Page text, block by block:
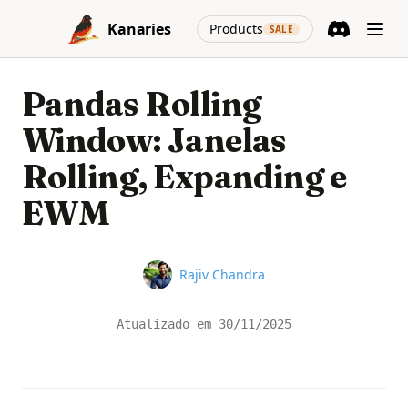
Skip to content
Kanaries
Products SALE
(opens in a
Pandas Rolling
Window: Janelas
Rolling, Expanding e
EWM
Name
Rajiv Chandra
Atualizado em 30/11/2025